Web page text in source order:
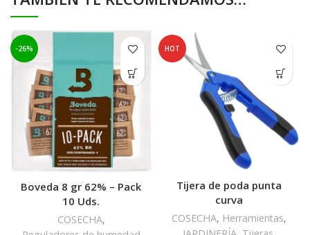
-26%
Boveda 8 gr 62% – Pack
10 Uds.
COSECHA,
HOT
Tijera de poda punta
curva
COSECHA, Herramientas,